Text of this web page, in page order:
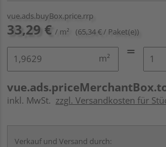
vue.ads.buyBox.price.rrp
33,29 € / m² (65,34 € / Paket(e))
m²
inkl. MwSt. zzgl. Versandkosten für
Verkauf und Versand durch: